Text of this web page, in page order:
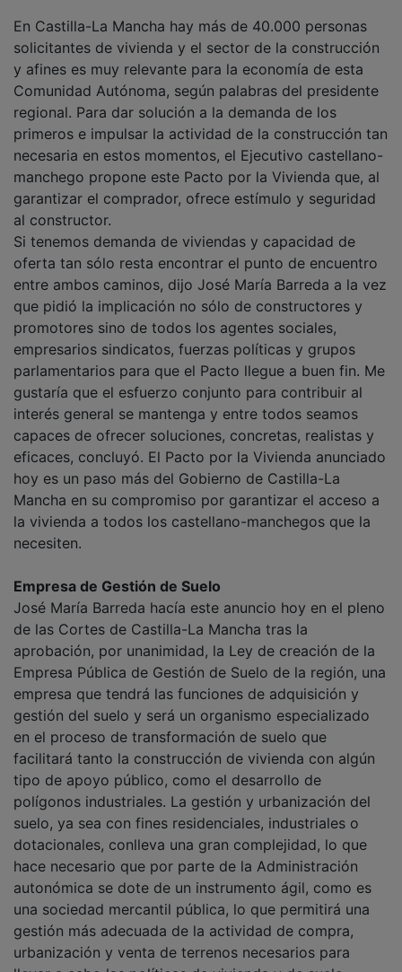
solicitantes de vivienda y el sector de la construcción
y afines es muy relevante para la economía de esta
Comunidad Autónoma, según palabras del presidente
regional. Para dar solución a la demanda de los
primeros e impulsar la actividad de la construcción tan
necesaria en estos momentos, el Ejecutivo castellano-
manchego propone este Pacto por la Vivienda que, al
garantizar el comprador, ofrece estímulo y seguridad
al constructor.
Si tenemos demanda de viviendas y capacidad de
oferta tan sólo resta encontrar el punto de encuentro
entre ambos caminos, dijo José María Barreda a la vez
que pidió la implicación no sólo de constructores y
promotores sino de todos los agentes sociales,
empresarios sindicatos, fuerzas políticas y grupos
parlamentarios para que el Pacto llegue a buen fin. Me
gustaría que el esfuerzo conjunto para contribuir al
interés general se mantenga y entre todos seamos
capaces de ofrecer soluciones, concretas, realistas y
eficaces, concluyó. El Pacto por la Vivienda anunciado
hoy es un paso más del Gobierno de Castilla-La
Mancha en su compromiso por garantizar el acceso a
la vivienda a todos los castellano-manchegos que la
necesiten.
José María Barreda hacía este anuncio hoy en el pleno
de las Cortes de Castilla-La Mancha tras la
aprobación, por unanimidad, la Ley de creación de la
Empresa Pública de Gestión de Suelo de la región, una
empresa que tendrá las funciones de adquisición y
gestión del suelo y será un organismo especializado
en el proceso de transformación de suelo que
facilitará tanto la construcción de vivienda con algún
tipo de apoyo público, como el desarrollo de
polígonos industriales. La gestión y urbanización del
suelo, ya sea con fines residenciales, industriales o
dotacionales, conlleva una gran complejidad, lo que
hace necesario que por parte de la Administración
autonómica se dote de un instrumento ágil, como es
una sociedad mercantil pública, lo que permitirá una
gestión más adecuada de la actividad de compra,
urbanización y venta de terrenos necesarios para
llevar a cabo las políticas de vivienda y de suelo